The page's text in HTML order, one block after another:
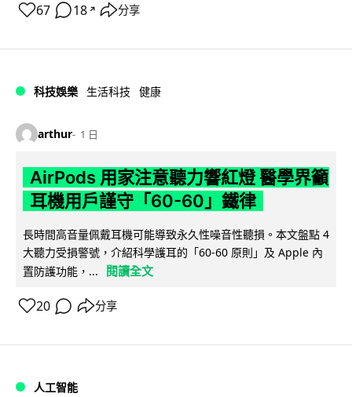
67 18 ↗ 分享
科技娛樂 生活科技 健康
arthur 1 日
AirPods 用家注意聽力響紅燈 醫學界籲
耳機用戶謹守「60-60」鐵律
長時間高音量佩戴耳機可能導致永久性噪音性聽損。本文盤點 4
大聽力受損警號，介紹科學護耳的「60-60 原則」及 Apple 內
置防護功能，...
閱讀全文
20 分享
人工智能